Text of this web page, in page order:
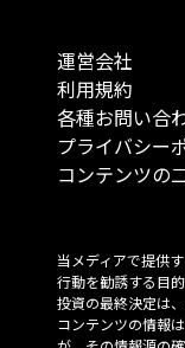
運営会社
利用規約
各種お問い合
プライバシー
コンテンツの
当メディアで提供
行動を勧誘する目
投資の最終決定は
コンテンツの情報